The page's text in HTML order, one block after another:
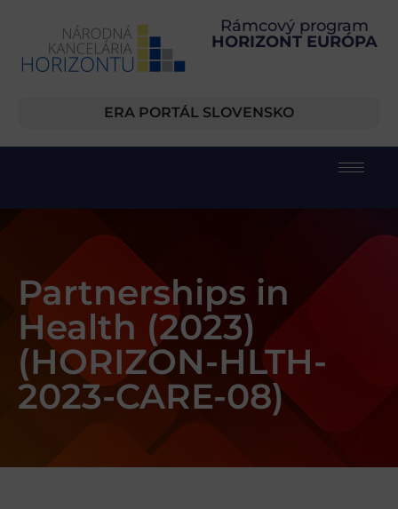
Rámcový program
HORIZONT EURÓPA
ERA PORTÁL SLOVENSKO
Partnerships in
Health (2023)
(HORIZON-HLTH-
2023-CARE-08)